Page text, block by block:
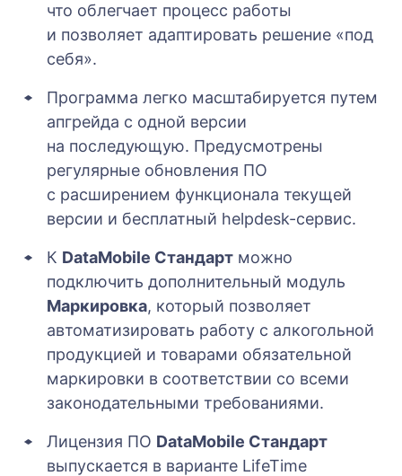
что облегчает процесс работы
и позволяет адаптировать решение «под
себя».
Программа легко масштабируется путем
апгрейда с одной версии
на последующую. Предусмотрены
регулярные обновления ПО
с расширением функционала текущей
версии и бесплатный helpdesk-сервис.
К DataMobile Стандарт можно
подключить дополнительный модуль
Маркировка, который позволяет
автоматизировать работу с алкогольной
продукцией и товарами обязательной
маркировки в соответствии со всеми
законодательными требованиями.
Лицензия ПО DataMobile Стандарт
выпускается в варианте LifeTime